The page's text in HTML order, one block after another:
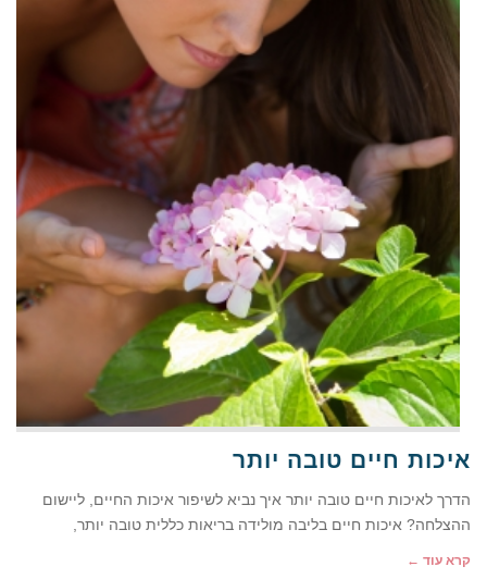
איכות חיים טובה יותר
הדרך לאיכות חיים טובה יותר איך נביא לשיפור איכות החיים, ליישום
ההצלחה? איכות חיים בליבה מולידה בריאות כללית טובה יותר,
קרא עוד ←